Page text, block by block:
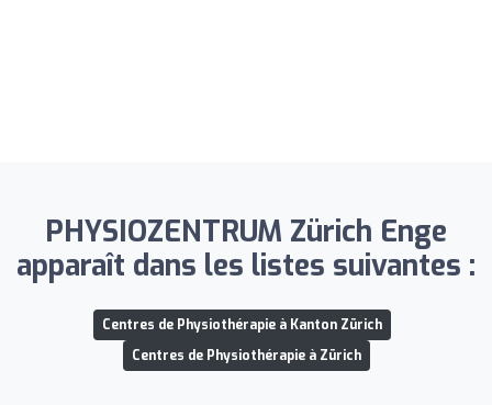
PHYSIOZENTRUM Zürich Enge
apparaît dans les listes suivantes :
Centres de Physiothérapie à Kanton Zürich
Centres de Physiothérapie à Zürich